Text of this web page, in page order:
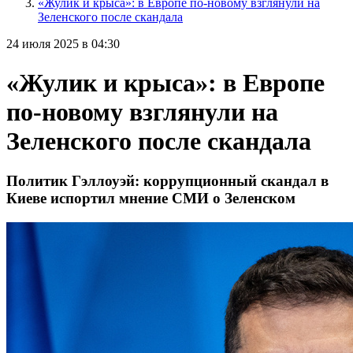
«Жулик и крыса»: в Европе по-новому взглянули на
Зеленского после скандала
24 июля 2025 в 04:30
«Жулик и крыса»: в Европе
по-новому взглянули на
Зеленского после скандала
Политик Гэллоуэй: коррупционный скандал в
Киеве испортил мнение СМИ о Зеленском